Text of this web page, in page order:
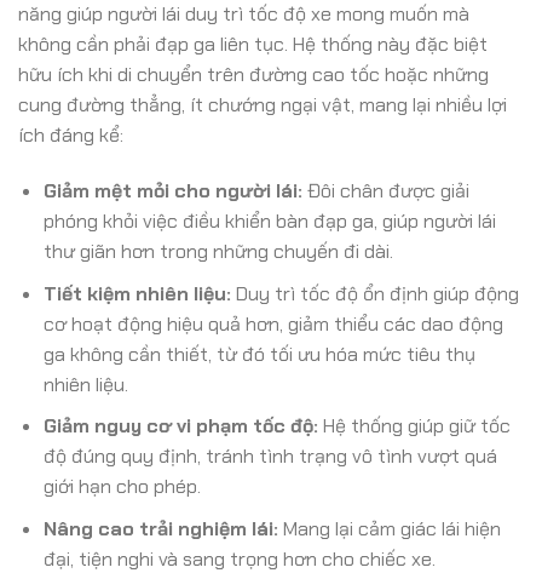
năng giúp người lái duy trì tốc độ xe mong muốn mà
không cần phải đạp ga liên tục. Hệ thống này đặc biệt
hữu ích khi di chuyển trên đường cao tốc hoặc những
cung đường thẳng, ít chướng ngại vật, mang lại nhiều lợi
ích đáng kể:
Giảm mệt mỏi cho người lái: Đôi chân được giải
phóng khỏi việc điều khiển bàn đạp ga, giúp người lái
thư giãn hơn trong những chuyến đi dài.
Tiết kiệm nhiên liệu: Duy trì tốc độ ổn định giúp động
cơ hoạt động hiệu quả hơn, giảm thiểu các dao động
ga không cần thiết, từ đó tối ưu hóa mức tiêu thụ
nhiên liệu.
Giảm nguy cơ vi phạm tốc độ: Hệ thống giúp giữ tốc
độ đúng quy định, tránh tình trạng vô tình vượt quá
giới hạn cho phép.
Nâng cao trải nghiệm lái: Mang lại cảm giác lái hiện
đại, tiện nghi và sang trọng hơn cho chiếc xe.